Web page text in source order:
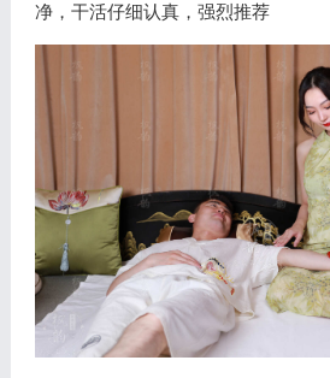
净，干活仔细认真，强烈推荐